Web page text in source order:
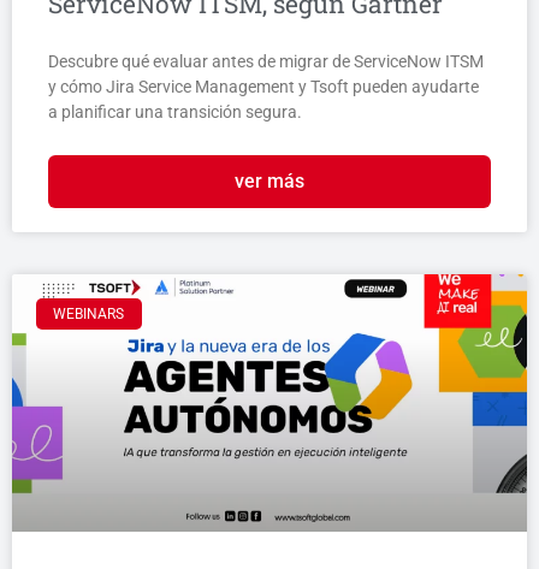
Descubre qué evaluar antes de migrar de ServiceNow ITSM
y cómo Jira Service Management y Tsoft pueden ayudarte
a planificar una transición segura.
ver más
WEBINARS